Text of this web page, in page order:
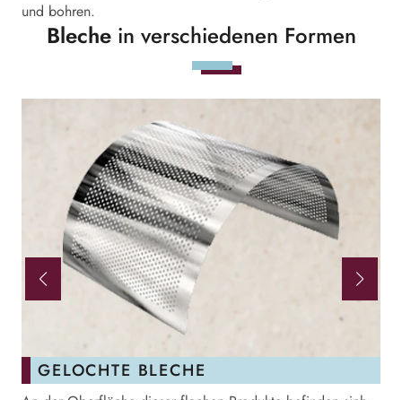
und bohren.
Blechein verschiedenen Formen
GELOCHTE BLECHE